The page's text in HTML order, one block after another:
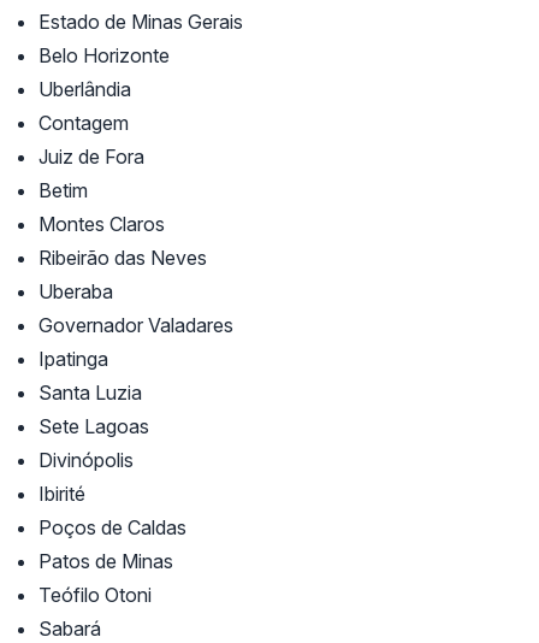
Estado de Minas Gerais
Belo Horizonte
Uberlândia
Contagem
Juiz de Fora
Betim
Montes Claros
Ribeirão das Neves
Uberaba
Governador Valadares
Ipatinga
Santa Luzia
Sete Lagoas
Divinópolis
Ibirité
Poços de Caldas
Patos de Minas
Teófilo Otoni
Sabará